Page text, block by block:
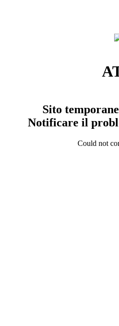
Sito
Notificare il
Could not